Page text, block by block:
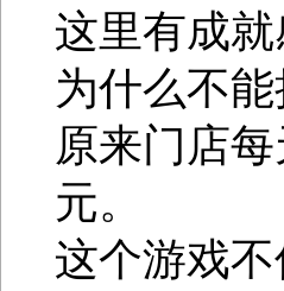
这里有成
为什么不
原来门店
元。
这个游戏